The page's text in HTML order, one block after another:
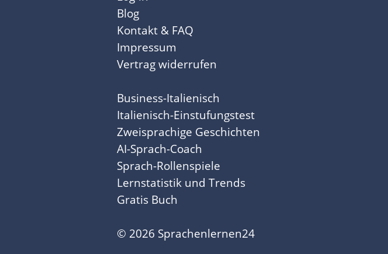
Blog
Kontakt & FAQ
Impressum
Vertrag widerrufen
Business-Italienisch
Italienisch-Einstufungstest
Zweisprachige Geschichten
AI-Sprach-Coach
Sprach-Rollenspiele
Lernstatistik und Trends
Gratis Buch
© 2026 Sprachenlernen24